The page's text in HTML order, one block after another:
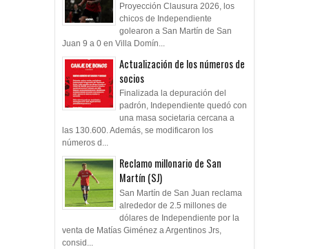
Proyección Clausura 2026, los
chicos de Independiente
golearon a San Martín de San
Juan 9 a 0 en Villa Domín...
Actualización de los números de
socios
Finalizada la depuración del
padrón, Independiente quedó con
una masa societaria cercana a
las 130.600. Además, se modificaron los
números d...
Reclamo millonario de San
Martín (SJ)
San Martín de San Juan reclama
alrededor de 2.5 millones de
dólares de Independiente por la
venta de Matías Giménez a Argentinos Jrs,
consid...